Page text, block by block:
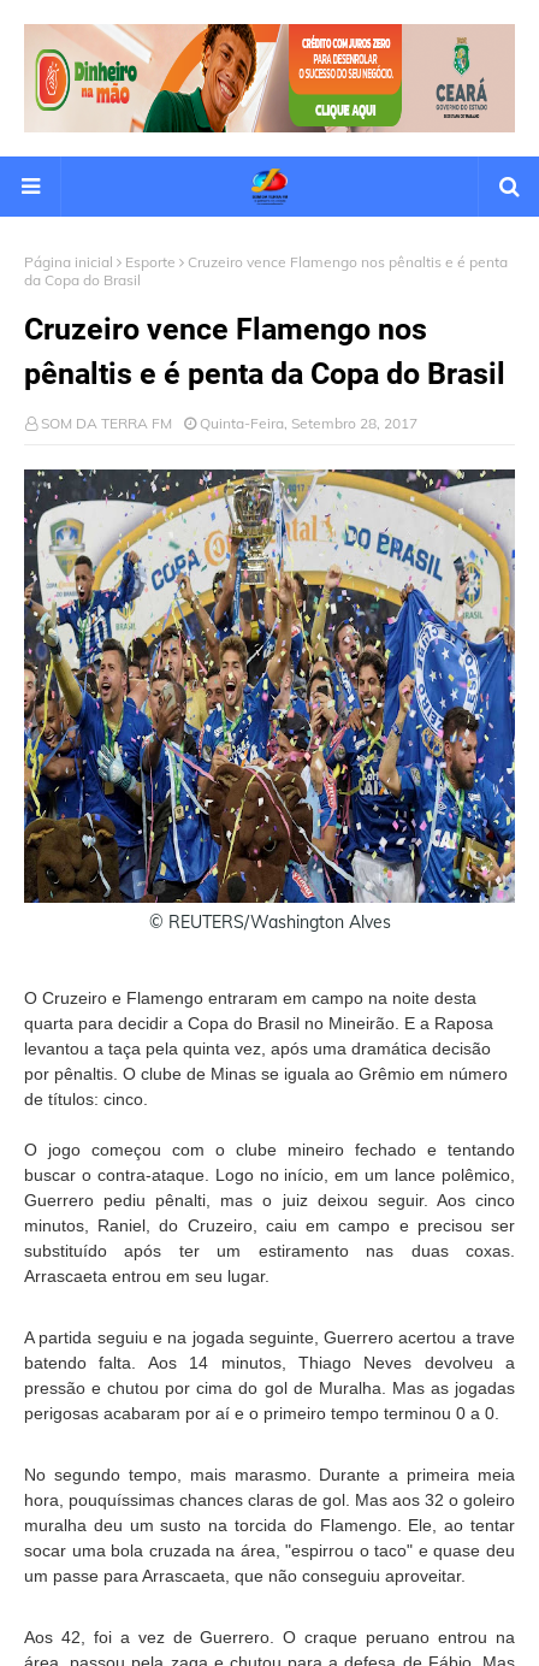
Página inicial Esporte
Cruzeiro vence Flamengo nos pênaltis e é penta
da Copa do Brasil
Cruzeiro vence Flamengo nos
pênaltis e é penta da Copa do Brasil
SOM DA TERRA FM Quinta-Feira, Setembro 28, 2017
© REUTERS/Washington Alves
O Cruzeiro e Flamengo entraram em campo na noite desta
quarta para decidir a Copa do Brasil no Mineirão. E a Raposa
levantou a taça pela quinta vez, após uma dramática decisão
por pênaltis. O clube de Minas se iguala ao Grêmio em número
de títulos: cinco.
O jogo começou com o clube mineiro fechado e tentando
buscar o contra-ataque. Logo no início, em um lance polêmico,
Guerrero pediu pênalti, mas o juiz deixou seguir. Aos cinco
minutos, Raniel, do Cruzeiro, caiu em campo e precisou ser
substituído após ter um estiramento nas duas coxas.
Arrascaeta entrou em seu lugar.
A partida seguiu e na jogada seguinte, Guerrero acertou a trave
batendo falta. Aos 14 minutos, Thiago Neves devolveu a
pressão e chutou por cima do gol de Muralha. Mas as jogadas
perigosas acabaram por aí e o primeiro tempo terminou 0 a 0.
No segundo tempo, mais marasmo. Durante a primeira meia
hora, pouquíssimas chances claras de gol. Mas aos 32 o goleiro
muralha deu um susto na torcida do Flamengo. Ele, ao tentar
socar uma bola cruzada na área, "espirrou o taco" e quase deu
um passe para Arrascaeta, que não conseguiu aproveitar.
Aos 42, foi a vez de Guerrero. O craque peruano entrou na